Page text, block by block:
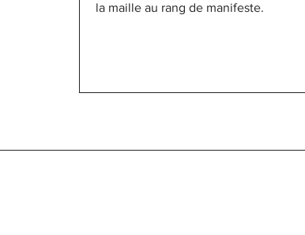
la maille au rang de manifeste.